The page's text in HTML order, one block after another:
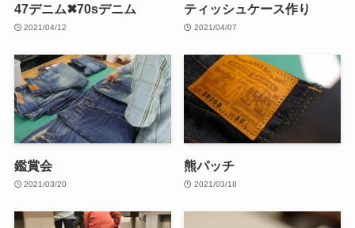
47デニム✖70sデニム
2021/04/12
ティッシュケース作り
2021/04/07
鑑賞会
2021/03/20
熊パッチ
2021/03/18